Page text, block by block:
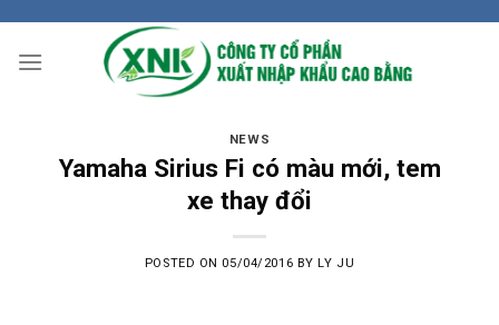
content
NEWS
Yamaha Sirius Fi có màu mới, tem
xe thay đổi
POSTED ON 05/04/2016 BYLY JU